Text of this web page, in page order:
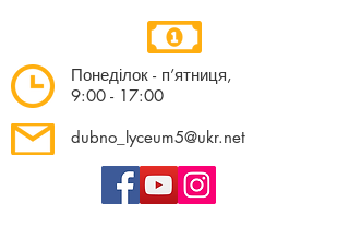
Понеділок - п’ятниця,
9:00 - 17:00
dubno_lyceum5@ukr.net